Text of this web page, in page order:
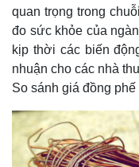
quan trọng trong
đo sức khỏe của
kịp thời các biến
nhuận cho các nhà
So sánh giá đồng